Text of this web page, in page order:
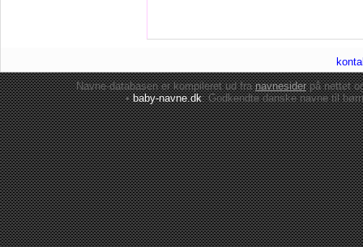
Navne-databasen er kompileret ud franavnesiderpå nettet
•baby-navne.dk: Godkendte danskenavne til børn